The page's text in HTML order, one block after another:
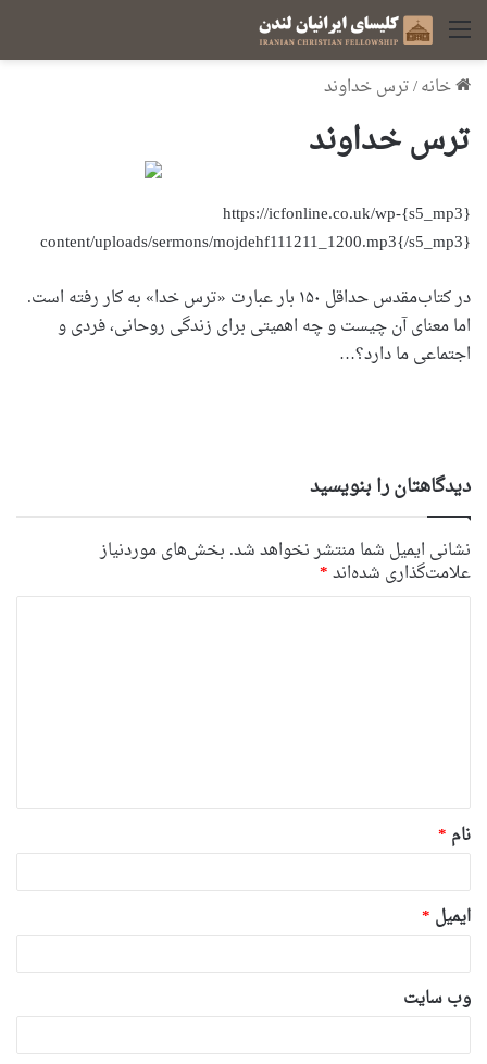
منو
خانه/ترس خداوند
ترس خداوند
{s5_mp3}https://icfonline.co.uk/wp-
content/uploads/sermons/mojdehf111211_1200.mp3{/s5_mp3}
در کتاب‌مقدس حداقل ۱۵۰ بار عبارت «ترس خدا» به کار رفته است.
اما معنای آن چیست و چه اهمیتی برای زندگی روحانی، فردی و
اجتماعی ما دارد؟…
دیدگاهتان را بنویسید
نشانی ایمیل شما منتشر نخواهد شد. بخش‌های موردنیاز
علامت‌گذاری شده‌اند*
*
نام *
ایمیل *
وب‌ سایت